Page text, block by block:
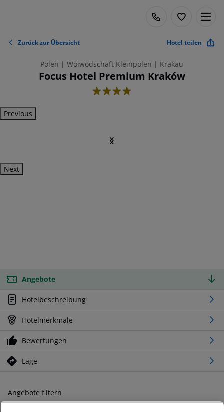
Zurück zur Übersicht Hotel teilen
Polen | Woiwodschaft Kleinpolen | Krakau
Focus Hotel Premium Kraków
4
Previous
Next
Angebote
Hotelbeschreibung
Hotelmerkmale
Bewertungen
Lage
Angebote filtern
Ändern Sie Ihre Kriterien nach Ihren Wünschen